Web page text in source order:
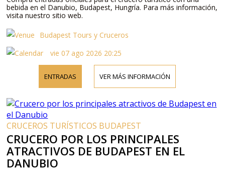
bebida en el Danubio, Budapest, Hungría. Para más información,
visita nuestro sitio web.
Budapest Tours y Cruceros
vie 07 ago 2026 20:25
ENTRADAS VER MÁS INFORMACIÓN
CRUCEROS TURÍSTICOS BUDAPEST
CRUCERO POR LOS PRINCIPALES
ATRACTIVOS DE BUDAPEST EN EL
DANUBIO